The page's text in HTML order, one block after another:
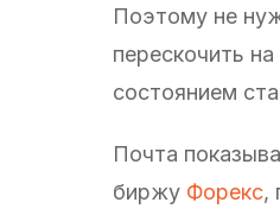
Поэтому не
перескочить
состоянием
Почта
биржу Форекс,